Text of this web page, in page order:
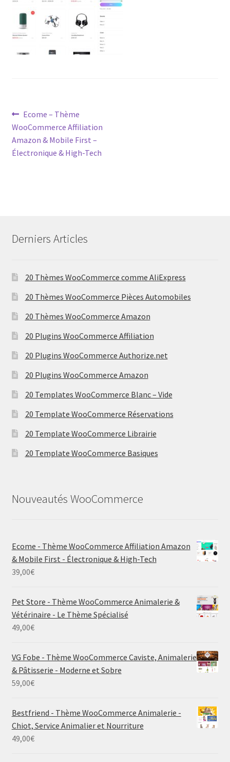
Post
navigation
Previous
post:
Ecome – Thème
WooCommerce Affiliation
Amazon & Mobile First –
Électronique & High-Tech
Derniers Articles
20 Thèmes WooCommerce comme AliExpress
20 Thèmes WooCommerce Pièces Automobiles
20 Thèmes WooCommerce Amazon
20 Plugins WooCommerce Affiliation
20 Plugins WooCommerce Authorize.net
20 Plugins WooCommerce Amazon
20 Templates WooCommerce Blanc – Vide
20 Template WooCommerce Réservations
20 Template WooCommerce Librairie
20 Template WooCommerce Basiques
Nouveautés WooCommerce
Ecome - Thème WooCommerce Affiliation Amazon
& Mobile First - Électronique & High-Tech
39,00€
Pet Store - Thème WooCommerce Animalerie &
Vétérinaire - Le Thème Spécialisé
49,00€
VG Fobe - Thème WooCommerce Caviste, Animalerie
& Pâtisserie - Moderne et Sobre
59,00€
Bestfriend - Thème WooCommerce Animalerie -
Chiot, Service Animalier et Nourriture
49,00€